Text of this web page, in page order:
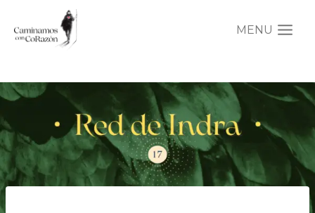
contenido
MENU